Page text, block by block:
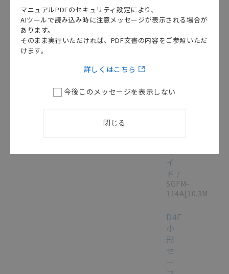
ッ
ト
ス
テ
ク
ル
ガ
イ
ド /
SGFM-
114A[10.3MB]
D4F
小
形
セ
ー
マニュアルPDFのセキュリティ設定により、
AIツールで読み込み時に注意メッセージが表示される場合が
あります。
そのまま実行いただければ、PDF文書の内容をご参照いただ
けます。
詳しくはこちら
今後このメッセージを表示しない
閉じる